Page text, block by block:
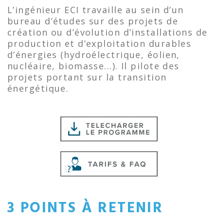
L’ingénieur ECI travaille au sein d’un
bureau d’études sur des projets de
création ou d’évolution d’installations de
production et d’exploitation durables
d’énergies (hydroélectrique, éolien,
nucléaire, biomasse...). Il pilote des
projets portant sur la transition
énergétique.
3 POINTS À RETENIR